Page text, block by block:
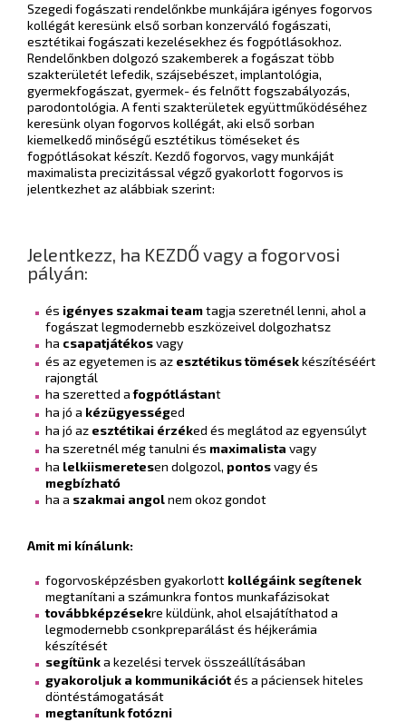
Szegedi fogászati rendelőnkbe munkájára igényes fogorvos
kollégát keresünk első sorban konzerváló fogászati,
esztétikai fogászati kezelésekhez és fogpótlásokhoz.
Rendelőnkben dolgozó szakemberek a fogászat több
szakterületét lefedik, szájsebészet, implantológia,
gyermekfogászat, gyermek- és felnőtt fogszabályozás,
parodontológia. A fenti szakterületek együttműködéséhez
keresünk olyan fogorvos kollégát, aki első sorban
kiemelkedő minőségű esztétikus töméseket és
fogpótlásokat készít. Kezdő fogorvos, vagy munkáját
maximalista precizitással végző gyakorlott fogorvos is
jelentkezhet az alábbiak szerint:
Jelentkezz, ha KEZDŐ vagy a fogorvosi
pályán:
és igényes szakmai teamtagja szeretnél lenni, ahol a
fogászat legmodernebb eszközeivel dolgozhatsz
ha csapatjátékosvagy
és az egyetemen is az esztétikus tömésekkészítéséért
rajongtál
ha szeretted afogpótlástant
ha jó a kézügyességed
ha jó az esztétikai érzéked és meglátod az egyensúlyt
ha szeretnél még tanulni és maximalista vagy
ha lelkiismeretesen dolgozol, pontosvagy és
megbízható
ha a szakmai angolnem okoz gondot
Amit mi kínálunk:
fogorvosképzésben gyakorlott kollégáink segítenek
megtanítani a számunkra fontos munkafázisokat
továbbképzésekre küldünk, ahol elsajátíthatod a
legmodernebb csonkpreparálást és héjkerámia
készítését
segítünka kezelési tervek összeállításában
gyakoroljuk a kommunikációtés a páciensek hiteles
döntéstámogatását
megtanítunk fotózni